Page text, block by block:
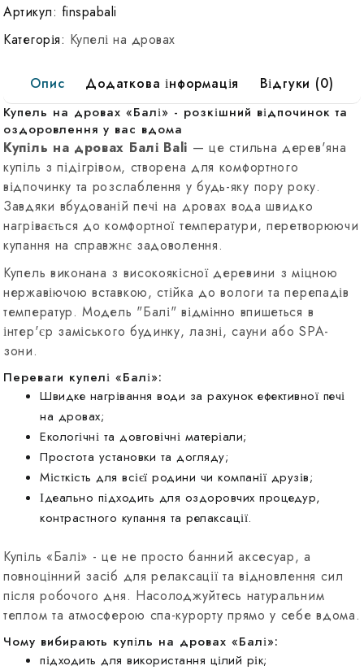
на
FinSpa
(Bali)
Артикул: finspabali
Категорія: Купелі на дровах
Опис Додаткова інформація Відгуки (0)
Купель на дровах «Балі» - розкішний відпочинок та
оздоровлення у вас вдома
Купіль на дровах Балі Bali — це стильна дерев'яна
купіль з підігрівом, створена для комфортного
відпочинку та розслаблення у будь-яку пору року.
Завдяки вбудованій печі на дровах вода швидко
нагрівається до комфортної температури, перетворюючи
купання на справжнє задоволення.
Купель виконана з високоякісної деревини з міцною
нержавіючою вставкою, стійка до вологи та перепадів
температур. Модель "Балі" відмінно впишеться в
інтер'єр заміського будинку, лазні, сауни або SPA-
зони.
Переваги купелі «Балі»:
Швидке нагрівання води за рахунок ефективної печі
на дровах;
Екологічні та довговічні матеріали;
Простота установки та догляду;
Місткість для всієї родини чи компанії друзів;
Ідеально підходить для оздоровчих процедур,
контрастного купання та релаксації.
Купіль «Балі» - це не просто банний аксесуар, а
повноцінний засіб для релаксації та відновлення сил
після робочого дня. Насолоджуйтесь натуральним
теплом та атмосферою спа-курорту прямо у себе вдома.
Чому вибирають купіль на дровах «Балі»:
підходить для використання цілий рік;